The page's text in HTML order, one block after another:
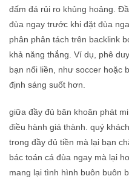
đấm đá rủi ro khủng hoảng.
đùa ngay trước khi đặt đùa
phân phân tách trên backlink
khả năng thắng. Ví dụ, phê
bạn nối liền, như soccer hoặc
định sáng suốt hơn.
giữa đầy đủ băn khoăn phát
điều hành giá thành. quý
trong đầy đủ tiền mà lại bạn
bác toán cá đùa ngay mà lại
mang lại tình hình buôn buôn